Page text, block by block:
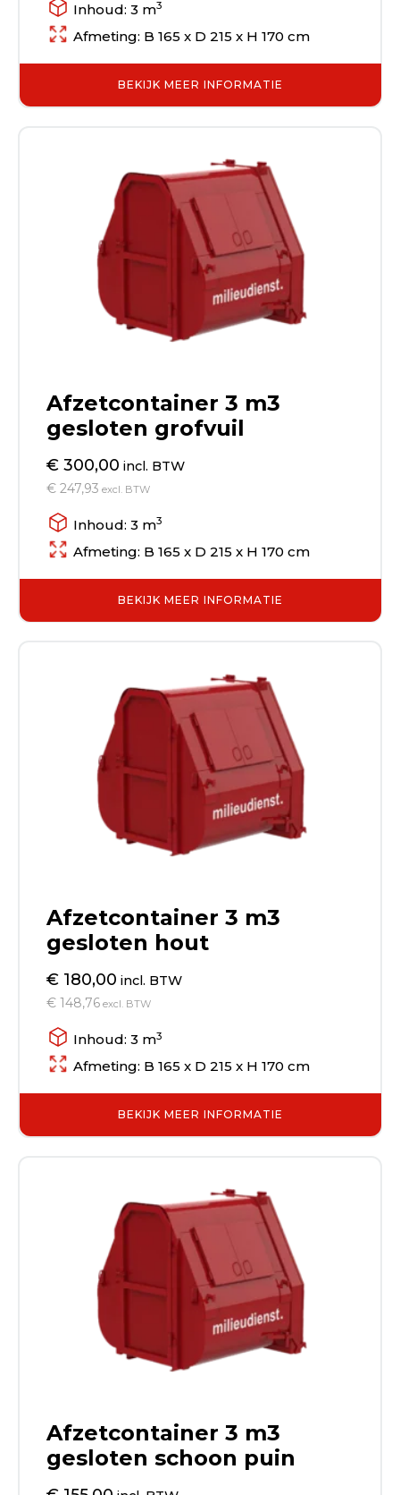
Inhoud: 3 m3
Afmeting: B 165 x D 215 x H 170 cm
BEKIJK MEER INFORMATIE
Afzetcontainer 3 m3
gesloten grofvuil
€ 300,00 incl. BTW
€ 247,93 excl. BTW
Inhoud: 3 m3
Afmeting: B 165 x D 215 x H 170 cm
BEKIJK MEER INFORMATIE
Afzetcontainer 3 m3
gesloten hout
€ 180,00 incl. BTW
€ 148,76excl. BTW
Inhoud: 3 m3
Afmeting: B 165 x D 215 x H 170 cm
BEKIJK MEER INFORMATIE
Afzetcontainer 3 m3
gesloten schoon puin